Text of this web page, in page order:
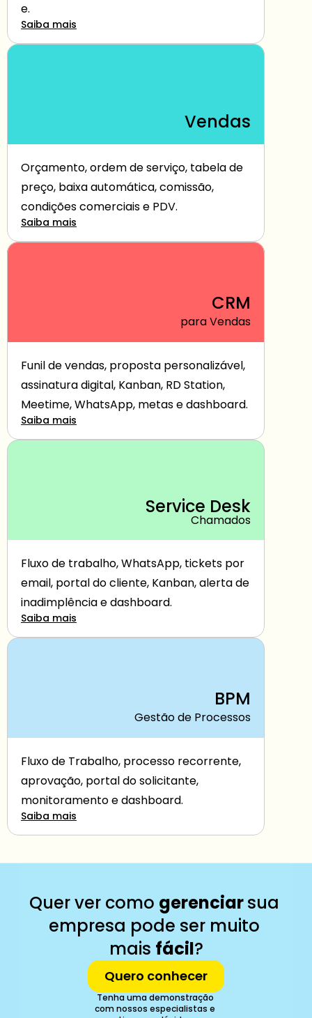
e.
Saiba mais
Vendas
Orçamento, ordem de serviço, tabela de
preço, baixa automática, comissão,
condições comerciais e PDV.
Saiba mais
CRM
para Vendas
Funil de vendas, proposta personalizável,
assinatura digital, Kanban, RD Station,
Meetime, WhatsApp, metas e dashboard.
Saiba mais
Service Desk
Chamados
Fluxo de trabalho, WhatsApp, tickets por
email, portal do cliente, Kanban, alerta de
inadimplência e dashboard.
Saiba mais
BPM
Gestão de Processos
Fluxo de Trabalho, processo recorrente,
aprovação, portal do solicitante,
monitoramento e dashboard.
Saiba mais
Quer ver como gerenciar sua
empresa pode ser muito
mais fácil?
Quero conhecer
Tenha uma demonstração
com nossos especialistas e